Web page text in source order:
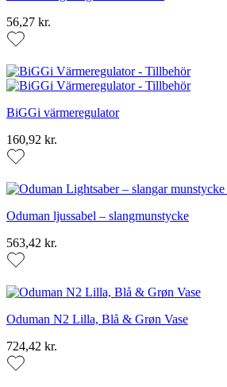
56,27 kr.
BiGGi värmeregulator
160,92 kr.
Oduman ljussabel – slangmunstycke
563,42 kr.
Oduman N2 Lilla, Blå & Grøn Vase
724,42 kr.